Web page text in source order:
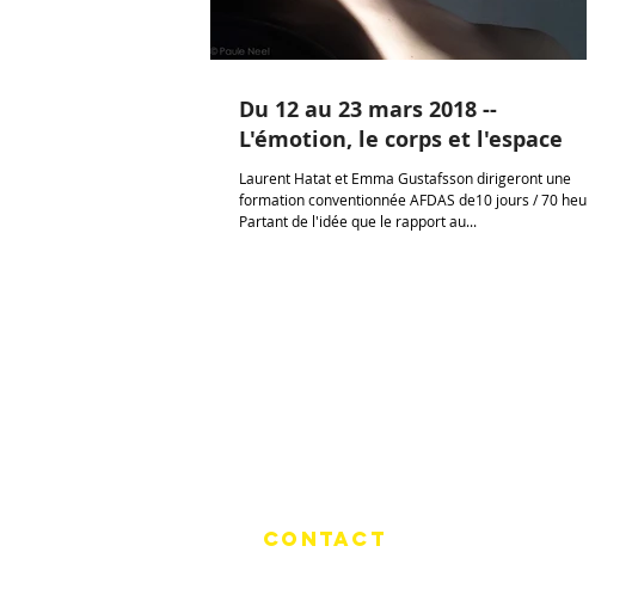
Du 12 au 23 mars 2018 --
L'émotion, le corps et l'espace
Laurent Hatat et Emma Gustafsson dirigeront une
formation conventionnée AFDAS de10 jours / 70 heures.
Partant de l'idée que le rapport au...
CONTACT